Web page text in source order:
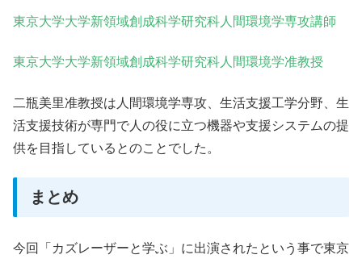
東京大学大学新領域創成科学研究科人間環境学専攻講師
東京大学大学新領域創成科学研究科人間環境学准教授
二瓶美里准教授は人間環境学専攻、生活支援工学分野、生
活支援技術が専門で人の役に立つ機器や支援システムの提
供を目指しているとのことでした。
まとめ
今回「カズレーザーと学ぶ」に出演されたという事で東京